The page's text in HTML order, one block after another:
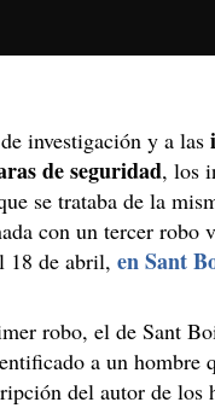
investigación y a las
de seguridad, los
se trataba de la
con un tercer robo
18 de abril,en Sant
robo, el de Sant
a un hombre
del autor de los